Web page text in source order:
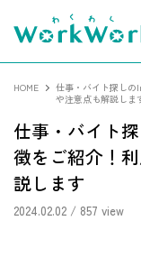
HOME
仕事・バイト探しの
や注意点も解説しま
仕事・バイト
徴をご紹介！
説します
2024.02.02 / 857 view